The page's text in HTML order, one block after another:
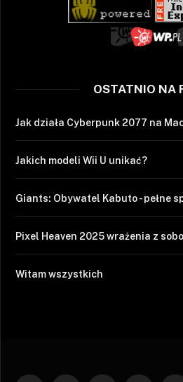
OSTATNIO NA
Jak działa Cyberpunk 2077 na
Jakich modeli Wii U unikać?
Giants: Obywatel Kabuto - pełne
Pixel Heaven 2025 wrażenia z
Witam wszystkich